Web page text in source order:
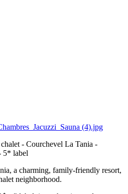
(4).jpg
- Courchevel La Tania -
5* label
a charming, family-friendly resort,
neighborhood.